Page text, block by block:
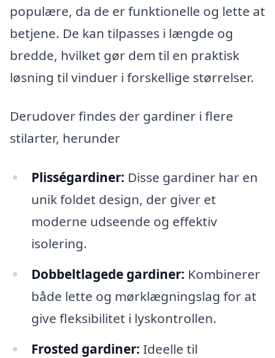
populære, da de er funktionelle og lette at
betjene. De kan tilpasses i længde og
bredde, hvilket gør dem til en praktisk
løsning til vinduer i forskellige størrelser.
Derudover findes der gardiner i flere
stilarter, herunder
Plisségardiner: Disse gardiner har en
unik foldet design, der giver et
moderne udseende og effektiv
isolering.
Dobbeltlagede gardiner: Kombinerer
både lette og mørklægningslag for at
give fleksibilitet i lyskontrollen.
Frosted gardiner: Ideelle til